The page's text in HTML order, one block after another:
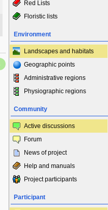
Red Lists
Floristic lists
Environment
Landscapes and habitats
Geographic points
Administrative regions
Physiographic regions
Community
Active discussions
Forum
News of project
Help and manuals
Project participants
Participant